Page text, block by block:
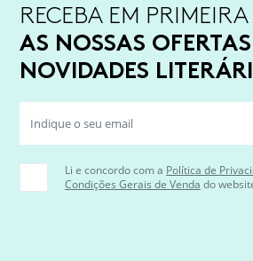
RECEBA EM
AS NOSSAS
NOVIDADES
Li e concordo com a Política de
Condições Gerais de Venda do